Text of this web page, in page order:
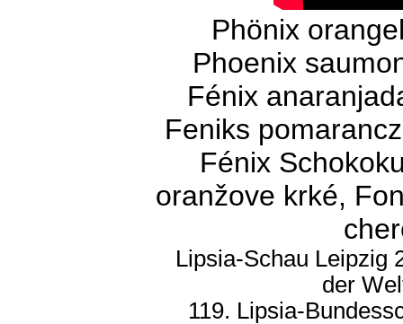
Phönix
Phoenix
Fénix
Feniks
Fénix
oranžove krké,
Lipsia-Schau Leipzig
der
119. Lipsia-